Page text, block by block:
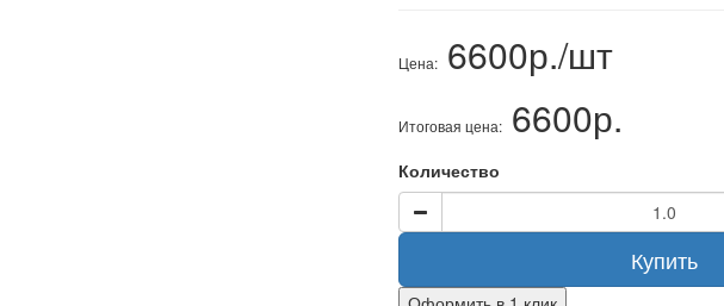
Цена: 6600р./шт
Итоговая цена: 6600р.
Количество
Купить